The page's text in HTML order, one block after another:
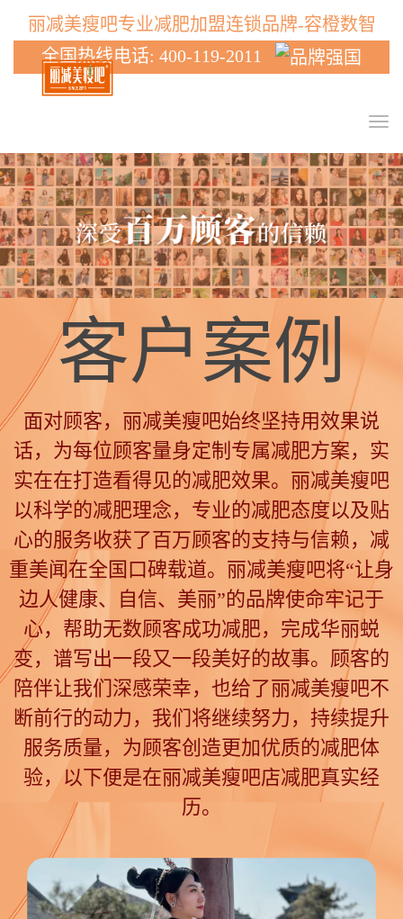
丽减美瘦吧专业减肥加盟连锁品牌-容橙数智
全国热线电话: 400-119-2011
T
g
g
l
e
n
a
v
i
g
客户案例
面对顾客，丽减美瘦吧始终坚持用效果说
话，为每位顾客量身定制专属减肥方案，实
实在在打造看得见的减肥效果。丽减美瘦吧
以科学的减肥理念，专业的减肥态度以及贴
心的服务收获了百万顾客的支持与信赖，减
重美闻在全国口碑载道。丽减美瘦吧将“让身
边人健康、自信、美丽”的品牌使命牢记于
心，帮助无数顾客成功减肥，完成华丽蜕
变，谱写出一段又一段美好的故事。顾客的
陪伴让我们深感荣幸，也给了丽减美瘦吧不
断前行的动力，我们将继续努力，持续提升
服务质量，为顾客创造更加优质的减肥体
验，以下便是在丽减美瘦吧店减肥真实经
历。